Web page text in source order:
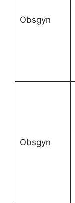
Obsgyn
Obsgyn